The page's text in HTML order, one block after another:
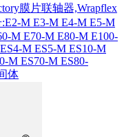
膜片联轴器,Wrapflex
M E3-M E4-M E5-M
M E70-M E80-M E100-
M ES5-M ES10-M
M ES70-M ES80-
体